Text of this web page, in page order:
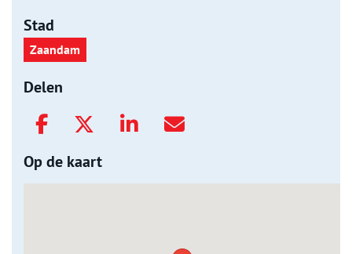
Stad
Zaandam
Delen
Op de kaart